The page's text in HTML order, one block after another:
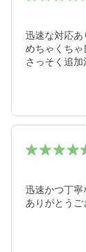
迅速な対応あ
めちゃくちゃ
さっそく追加
迅速かつ丁寧
ありがとうご